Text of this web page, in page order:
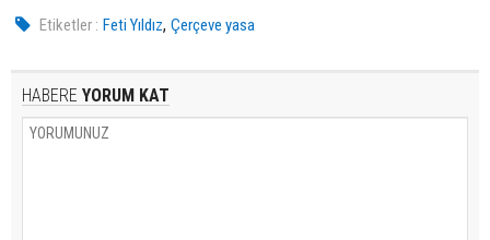
Etiketler : Feti Yıldız,Çerçeve yasa
HABERE YORUM KAT